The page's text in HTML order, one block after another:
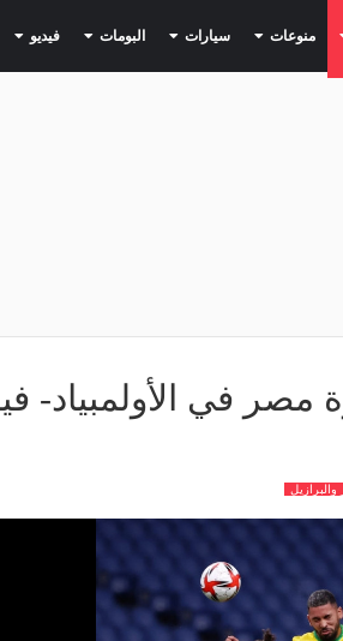
(current) منوعات (current) سيارات (current) البومات (current) فيديو (current)
مصر في الأولمبياد-